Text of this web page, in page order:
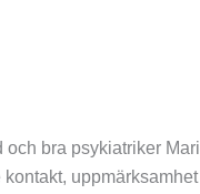
bra psykiatriker